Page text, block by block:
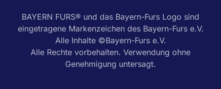
BAYERN FURS® und das Bayern-Furs Logo sind
eingetragene Markenzeichen des Bayern-Furs e.V.
Alle Inhalte ©Bayern-Furs e.V.
Alle Rechte vorbehalten. Verwendung ohne
Genehmigung untersagt.